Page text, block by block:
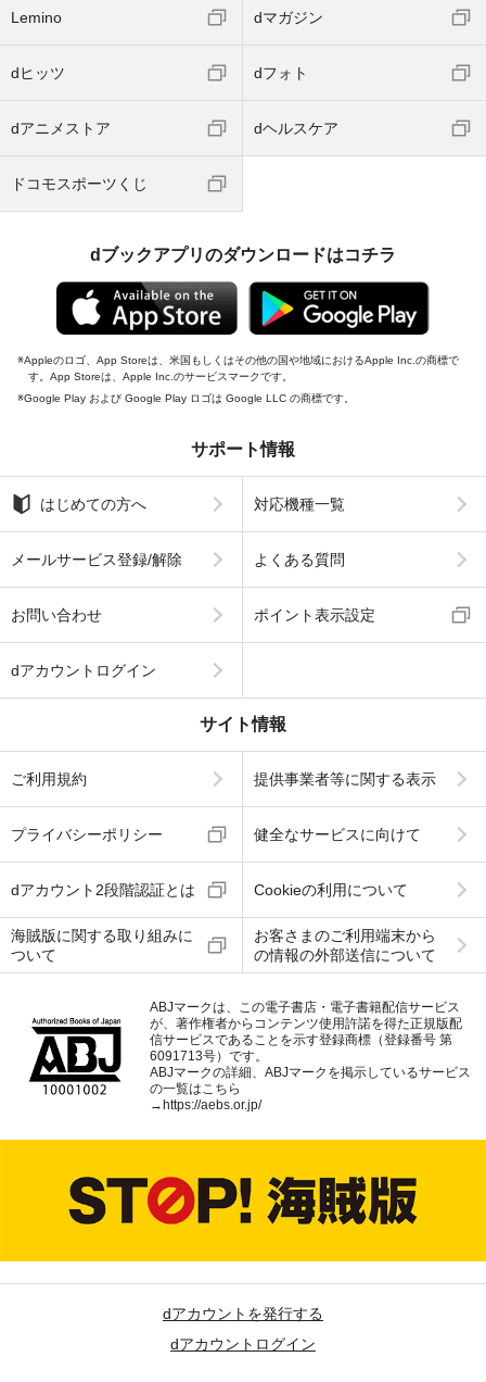
Lemino dマガジン
dヒッツ dフォト
dアニメストア dヘルスケア
ドコモスポーツくじ
dブックアプリのダウンロードはコチラ
Appleのロゴ、App Storeは、米国もしくはその他の国や地域におけるApple Inc.の商標で
す。App Storeは、Apple Inc.のサービスマークです。
Google Play および Google Play ロゴは Google LLC の商標です。
サポート情報
はじめての方へ 対応機種一覧
メールサービス登録/解除 よくある質問
お問い合わせ ポイント表示設定
dアカウントログイン
サイト情報
ご利用規約 提供事業者等に関する表示
プライバシーポリシー 健全なサービスに向けて
dアカウント2段階認証とは Cookieの利用について
海賊版に関する取り組みに
ついて
お客さまのご利用端末から
の情報の外部送信について
ABJマークは、この電子書店・電子書籍配信サービス
が、著作権者からコンテンツ使用許諾を得た正規版配
信サービスであることを示す登録商標（登録番号 第
6091713号）です。
ABJマークの詳細、ABJマークを掲示しているサービス
の一覧はこちら
→ https://aebs.or.jp/
dアカウントを発行する
dアカウントログイン